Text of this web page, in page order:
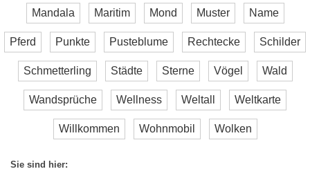
Mandala Maritim Mond Muster Name
Pferd Punkte Pusteblume Rechtecke Schilder
Schmetterling Städte Sterne Vögel Wald
Wandsprüche Wellness Weltall Weltkarte
Willkommen Wohnmobil Wolken